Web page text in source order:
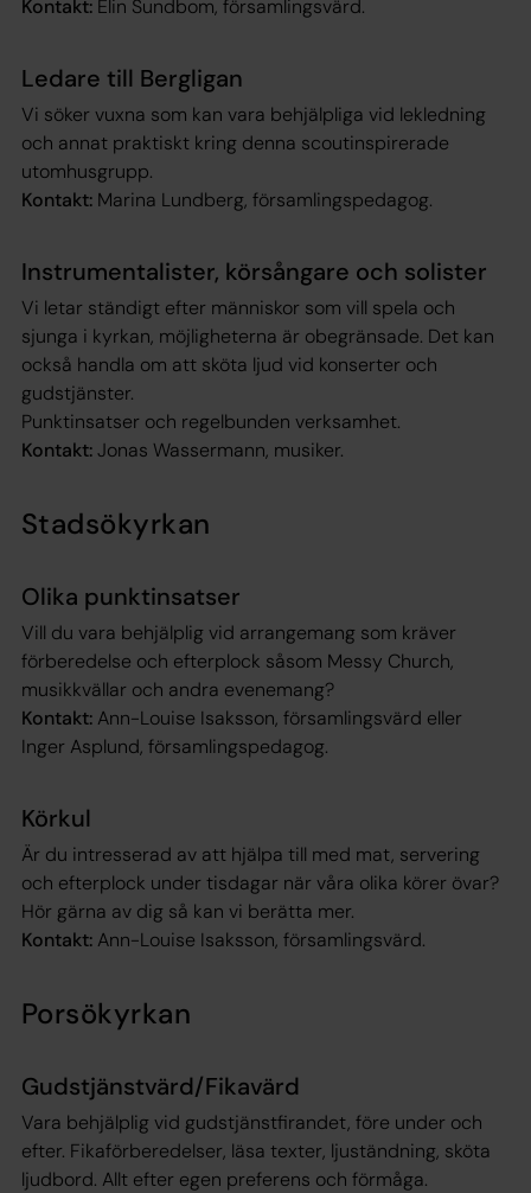
Kontakt: Elin Sundbom, församlingsvärd.
Ledare till Bergligan
Vi söker vuxna som kan vara behjälpliga vid lekledning
och annat praktiskt kring denna scoutinspirerade
utomhusgrupp.
Kontakt: Marina Lundberg, församlingspedagog.
Instrumentalister, körsångare och solister
Vi letar ständigt efter människor som vill spela och
sjunga i kyrkan, möjligheterna är obegränsade. Det kan
också handla om att sköta ljud vid konserter och
gudstjänster.
Punktinsatser och regelbunden verksamhet.
Kontakt:Jonas Wassermann, musiker.
Stadsökyrkan
Olika punktinsatser
Vill du vara behjälplig vid arrangemang som kräver
förberedelse och efterplock såsom Messy Church,
musikkvällar och andra evenemang?
Kontakt: Ann-Louise Isaksson, församlingsvärd eller
Inger Asplund, församlingspedagog.
Körkul
Är du intresserad av att hjälpa till med mat, servering
och efterplock under tisdagar när våra olika körer övar?
Hör gärna av dig så kan vi berätta mer.
Kontakt: Ann-Louise Isaksson, församlingsvärd.
Porsökyrkan
Gudstjänstvärd/Fikavärd
Vara behjälplig vid gudstjänstfirandet, före under och
efter. Fikaförberedelser, läsa texter, ljuständning, sköta
ljudbord. Allt efter egen preferens och förmåga.